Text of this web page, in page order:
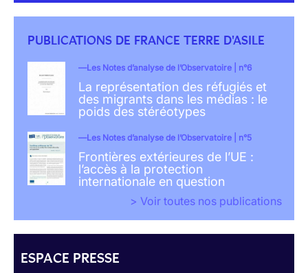
PUBLICATIONS DE FRANCE TERRE D'ASILE
Les Notes d’analyse de l’Observatoire | n°6
La représentation des réfugiés et
des migrants dans les médias : le
poids des stéréotypes
Les Notes d’analyse de l’Observatoire | n°5
Frontières extérieures de l’UE :
l’accès à la protection
internationale en question
> Voir toutes nos publications
ESPACE PRESSE